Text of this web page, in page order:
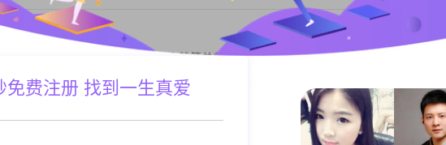
三十年后又回到了美丽的故乡。文静简单善良温柔体贴善解人意。浪漫小资，高度自律，
是一个综合素质优秀的男生...
离异 | 山东烟台 | 财务主管
免费注册 找到一生真爱